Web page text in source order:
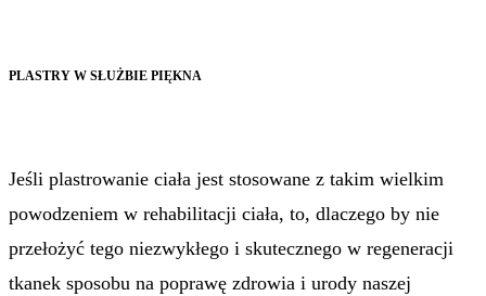
PLASTRY W SŁUŻBIE PIĘKNA
Jeśli plastrowanie ciała jest stosowane z takim wielkim
powodzeniem w rehabilitacji ciała, to, dlaczego by nie
przełożyć tego niezwykłego i skutecznego w regeneracji
tkanek sposobu na poprawę zdrowia i urody naszej